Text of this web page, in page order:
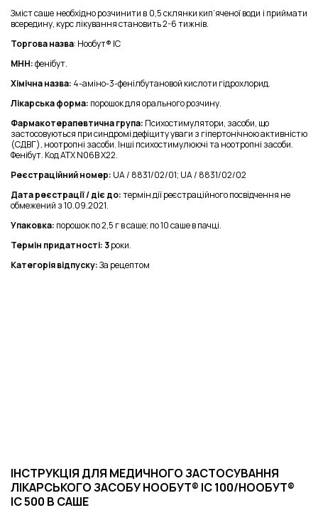
Зміст саше необхідно розчинити в 0,5 склянки кип’яченої води і приймати
всередину, курс лікування становить 2-6 тижнів.
Торгова назва: Нообут® ІС
МНН:фенібут.
Хімічна назва: 4-аміно-3-фенілбутановой кислоти гідрохлорид.
Лікарська форма: порошок для орального розчину.
Фармакотерапевтична група: Психостимулятори, засоби, що
застосовуються при синдромі дефіциту уваги з гіпертонічною активністю
(СДВГ), ноотропні засоби. Інші психостимулюючі та ноотропні засоби.
Фенібут. Код АТХ N06B X22.
Реєстраційний номер: UA / 8831/02/01; UA / 8831/02/02
Дата реєстрації / діє до:термін дії реєстраційного посвідчення не
обмежений з 10.09.2021.
Упаковка: порошок по 2,5 г в саше; по 10 саше в пачці.
Термін придатності: 3роки.
Категорія відпуску:За рецептом
ІНСТРУКЦІЯ ДЛЯ МЕДИЧНОГО ЗАСТОСУВАННЯ
ЛІКАРСЬКОГО ЗАСОБУ НООБУТ® ІС 100/НООБУТ®
ІС 500 В САШЕ